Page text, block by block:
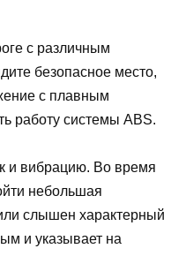
с различным
безопасное место,
с плавным
работу системы ABS.
и вибрацию. Во время
небольшая
слышен характерный
и указывает на